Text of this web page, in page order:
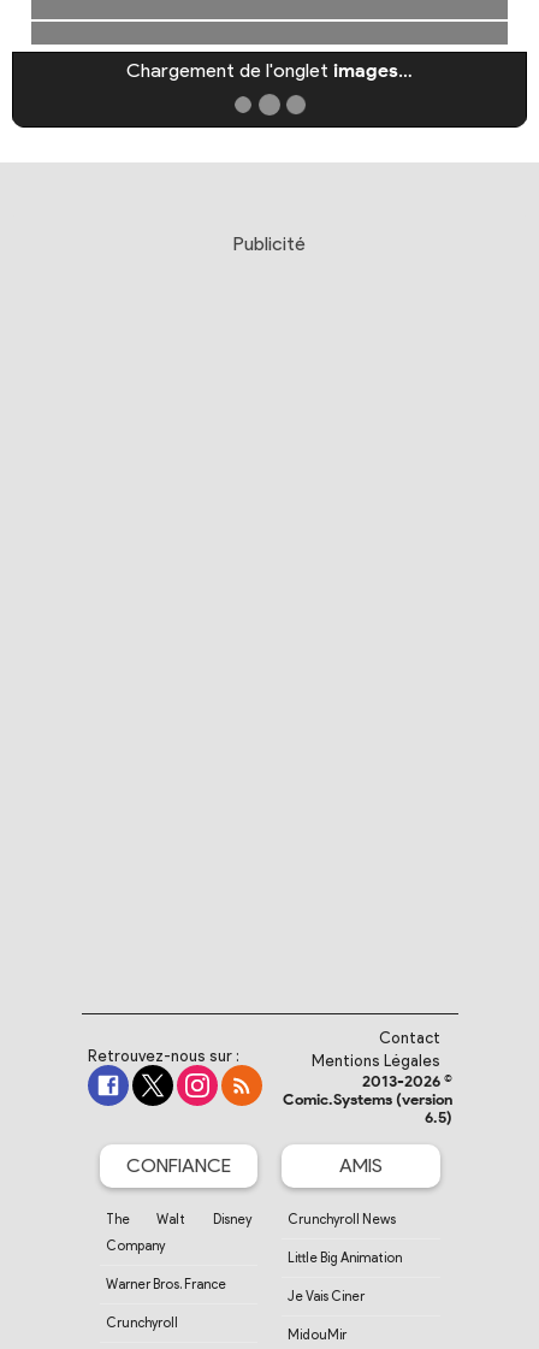
Chargement de l'onglet images…
Publicité
Retrouvez-nous sur :
Contact
Mentions Légales
2013-2026 ©
Comic.Systems (version
6.5)
CONFIANCE
The Walt Disney
Company
Warner Bros. France
Crunchyroll
AMIS
Crunchyroll News
Little Big Animation
Je Vais Ciner
MidouMir